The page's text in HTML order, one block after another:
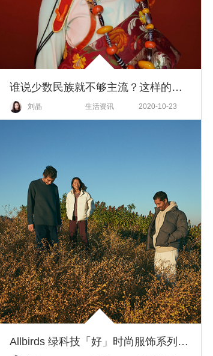
谁说少数民族就不够主流？这样的时尚态度太燃了
刘晶 生活资讯 2020-10-23
Allbirds 绿科技「好」时尚服饰系列全新上市